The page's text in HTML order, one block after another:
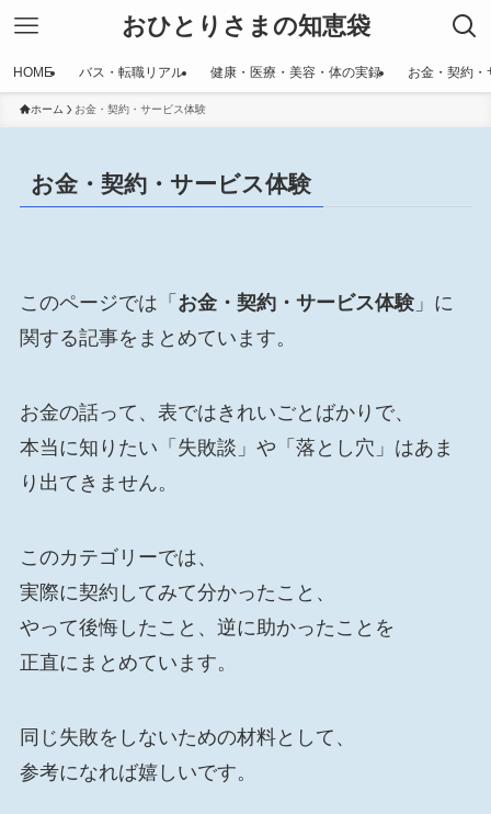
おひとりさまの知恵袋
HOME バス・転職リアル 健康・医療・美容・体の実録 お金・契約
ホーム お金・契約・サービス体験
お金・契約・サービス体験
このページでは「 お金・契約・サービス体験」に
関する記事をまとめています。
お金の話って、表ではきれいごとばかりで、
本当に知りたい「失敗談」や「落とし穴」はあま
り出てきません。
このカテゴリーでは、
実際に契約してみて分かったこと、
やって後悔したこと、逆に助かったことを
正直にまとめています。
同じ失敗をしないための材料として、
参考になれば嬉しいです。